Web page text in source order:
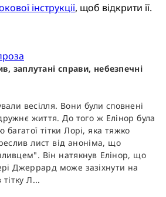
інструкції, щоб відкрити її.
заплутані справи, небезпечні
весілля. Вони були сповнені
життя. До того ж Елінор була
тітки Лорі, яка тяжко
лист від аноніма, що
Він натякнув Елінор, що
Джеррард може зазіхнути на
Л...